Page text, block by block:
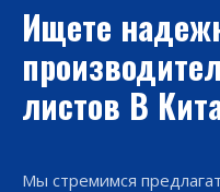
Ищете
листов В
Мы стремимся